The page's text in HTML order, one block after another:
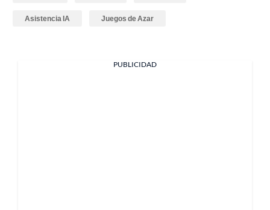
Asistencia IA Juegos de Azar
PUBLICIDAD